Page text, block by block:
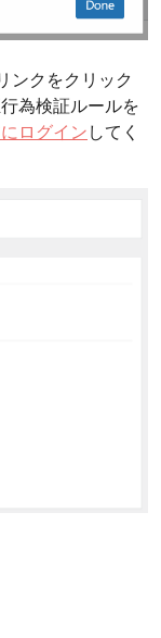
ンクをクリック
為検証ルールを
ログインしてく